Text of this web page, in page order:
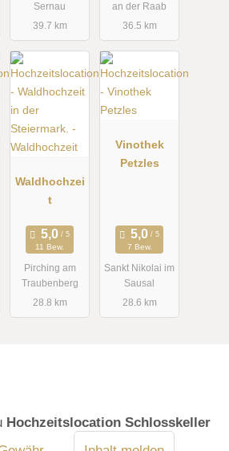
Sernau
39.7 km
an der Raab
36.5 km
Waldhochzei
t
11 Bew.
Pirching am
Traubenberg
28.8 km
Vinothek
Petzles
7 Bew.
Sankt Nikolai im
Sausal
28.6 km
Hochzeitslocation Schlosskeller